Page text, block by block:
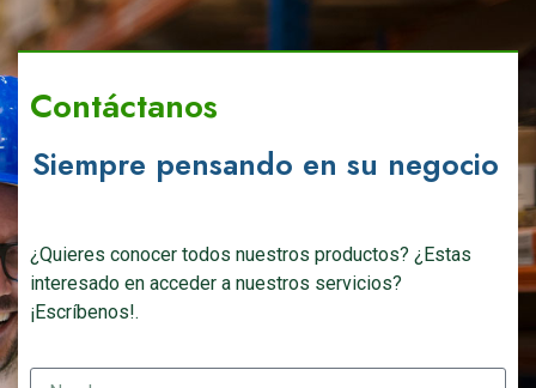
Contáctanos
Siempre pensando en su negocio
¿Quieres conocer todos nuestros productos? ¿Estas
interesado en acceder a nuestros servicios?
¡Escríbenos!.